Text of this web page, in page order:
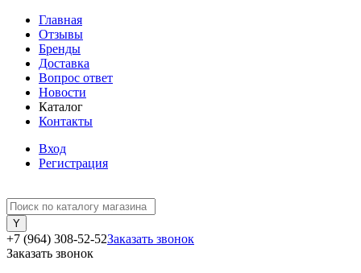
Главная
Отзывы
Бренды
Доставка
Вопрос ответ
Новости
Каталог
Контакты
Вход
Регистрация
+7 (964) 308-52-52Заказать звонок
Заказать звонок